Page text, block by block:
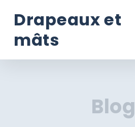
Drapeaux et
mâts
Blog